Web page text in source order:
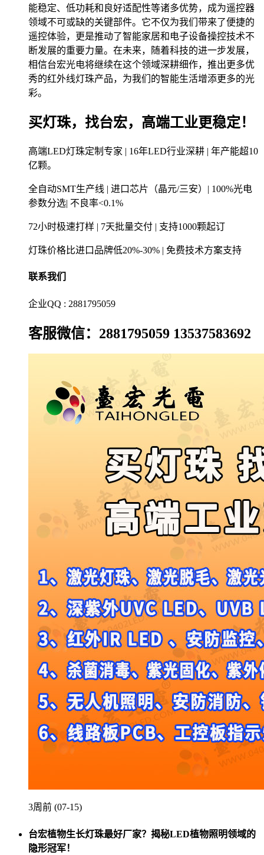
能稳定、低功耗和良好适配性等诸多优势，成为遥控器
领域不可或缺的关键部件。它不仅为我们带来了便捷的
遥控体验，更是推动了智能家居和电子设备操控技术不
断发展的重要力量。在未来，随着科技的进一步发展，
相信台宏光电将继续在这个领域深耕细作，推出更多优
秀的红外线灯珠产品，为我们的智能生活增添更多的光
彩。
买灯珠，找台宏，高端工业更稳定！
高端LED灯珠定制专家 | 16年LED行业深耕 | 年产能超10
亿颗。
全自动SMT生产线 | 进口芯片（晶元/三安）| 100%光电
参数分选| 不良率<0.1%
72小时极速打样 | 7天批量交付 | 支持1000颗起订
灯珠价格比进口品牌低20%-30% | 免费技术方案支持
联系我们
企业QQ : 2881795059
客服微信：2881795059 13537583692
3周前 (07-15)
台宏植物生长灯珠最好厂家？揭秘LED植物照明领域的
隐形冠军！